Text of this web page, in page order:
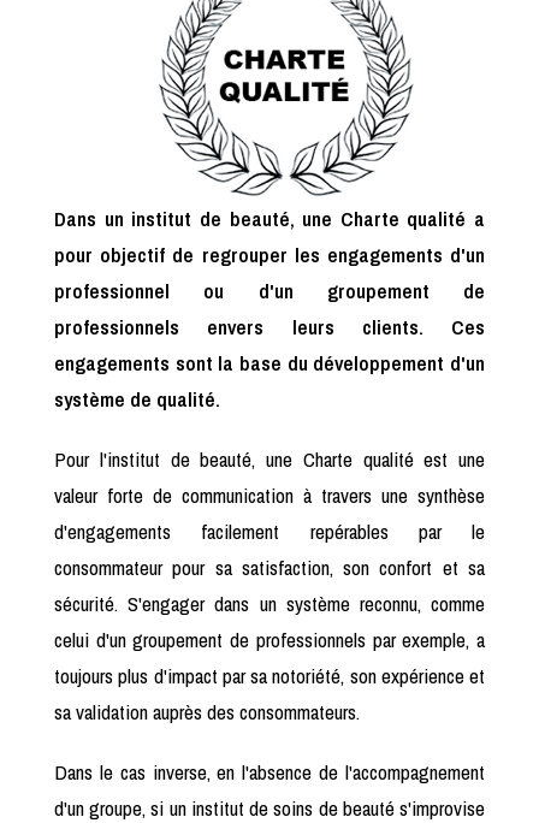
Dans un institut de beauté, une Charte qualité a
pour objectif de regrouper les engagements d'un
professionnel ou d'un groupement de
professionnels envers leurs clients. Ces
engagements sont la base du développement d'un
système de qualité.
Pour l'institut de beauté, une Charte qualité est une
valeur forte de communication à travers une synthèse
d'engagements facilement repérables par le
consommateur pour sa satisfaction, son confort et sa
sécurité. S'engager dans un système reconnu, comme
celui d'un groupement de professionnels par exemple, a
toujours plus d'impact par sa notoriété, son expérience et
sa validation auprès des consommateurs.
Dans le cas inverse, en l'absence de l'accompagnement
d'un groupe, si un institut de soins de beauté s'improvise